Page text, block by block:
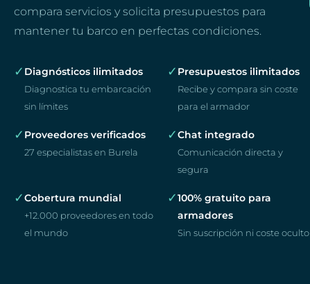
compara servicios y solicita presupuestos para
mantener tu barco en perfectas condiciones.
✓ Diagnósticos ilimitados
Diagnostica tu embarcación
sin límites
✓ Presupuestos ilimitados
Recibe y compara sin coste
para el armador
✓ Proveedores verificados
27 especialistas en Burela
✓Chat integrado
Comunicación directa y
segura
✓Cobertura mundial
+12.000 proveedores en todo
el mundo
✓100% gratuito para
armadores
Sin suscripción ni coste oculto